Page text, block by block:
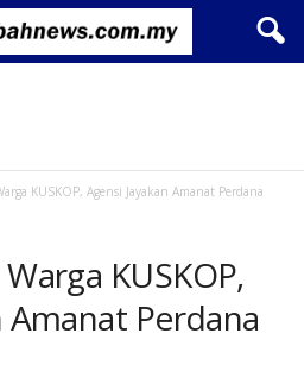
KUSKOP, Agensi Jayakan Amanat Perdana
KUSKOP,
Amanat Perdana